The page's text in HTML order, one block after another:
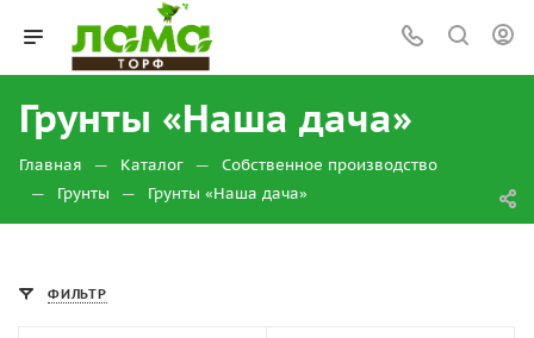
Грунты «Наша дача»
Главная — Каталог — Собственное производство
— Грунты — Грунты «Наша дача»
ФИЛЬТР